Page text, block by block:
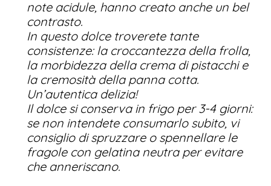
note acidule, hanno creato anche un bel
contrasto.
In questo dolce troverete tante
consistenze: la croccantezza della frolla,
la morbidezza della crema di pistacchi e
la cremosità della panna cotta.
Un’autentica delizia!
Il dolce si conserva in frigo per 3-4 giorni:
se non intendete consumarlo subito, vi
consiglio di spruzzare o spennellare le
fragole con gelatina neutra per evitare
che anneriscano.